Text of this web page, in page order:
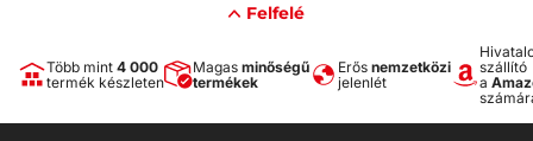
Felfelé
Több mint 4 000
termék készleten
Magas minőségű
termékek
Erős nemzetközi
jelenlét
szállító
a